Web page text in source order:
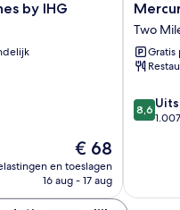
by IHG
De
prijs
€ 68
en toeslagen
16 aug - 17 aug
Mercure
Milton
Keynes
Two
Mile
Two
Gratis
8.6
van
8,6